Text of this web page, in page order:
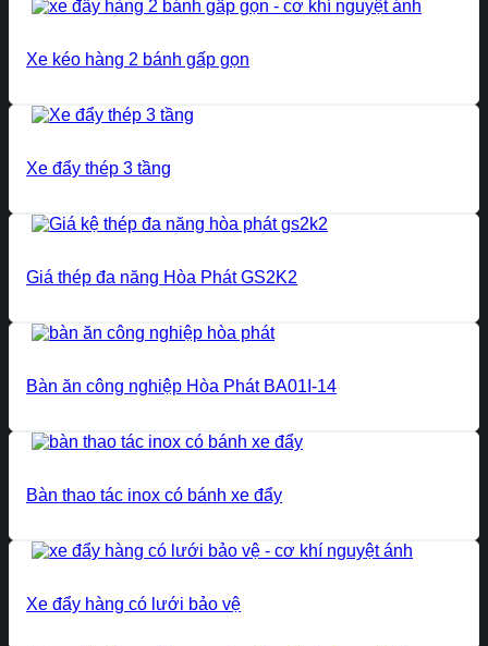
Xe kéo hàng 2 bánh gấp gọn
Xe đẩy thép 3 tầng
Giá thép đa năng Hòa Phát GS2K2
Bàn ăn công nghiệp Hòa Phát BA01I-14
Bàn thao tác inox có bánh xe đẩy
Xe đẩy hàng có lưới bảo vệ